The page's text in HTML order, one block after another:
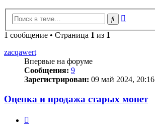
Поиск
1 сообщение • Страница 1 из 1
zacqawert
Впервые на форуме
Сообщения: 9
Зарегистрирован: 09 май 2024, 20:16
Оценка и продажа старых монет